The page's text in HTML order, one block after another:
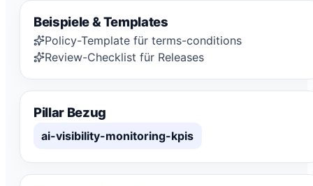
Beispiele & Templates
Policy-Template für terms-conditions
Review-Checklist für Releases
Pillar Bezug
ai-visibility-monitoring-kpis